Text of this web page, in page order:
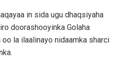
in sida ugu dhaqsiyaha
doorashooyinka Golaha
la ilaalinayo nidaamka sharci